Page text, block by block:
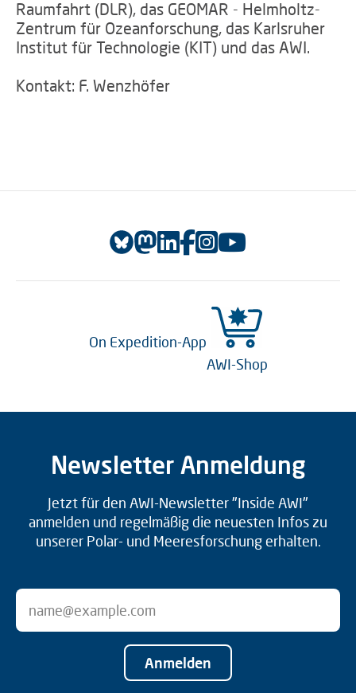
Raumfahrt (DLR), das GEOMAR - Helmholtz-
Zentrum für Ozeanforschung, das Karlsruher
Institut für Technologie (KIT) und das AWI.
Kontakt: F. Wenzhöfer
On Expedition-App
AWI-Shop
Newsletter Anmeldung
Jetzt für den AWI-Newsletter "Inside AWI"
anmelden und regelmäßig die neuesten Infos zu
unserer Polar- und Meeresforschung erhalten.
Anmelden